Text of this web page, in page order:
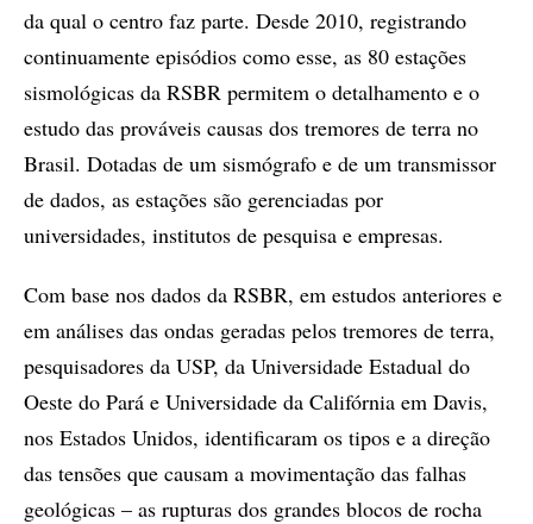
da qual o centro faz parte. Desde 2010, registrando
continuamente episódios como esse, as 80 estações
sismológicas da RSBR permitem o detalhamento e o
estudo das prováveis causas dos tremores de terra no
Brasil. Dotadas de um sismógrafo e de um transmissor
de dados, as estações são gerenciadas por
universidades, institutos de pesquisa e empresas.
Com base nos dados da RSBR, em estudos anteriores e
em análises das ondas geradas pelos tremores de terra,
pesquisadores da USP, da Universidade Estadual do
Oeste do Pará e Universidade da Califórnia em Davis,
nos Estados Unidos, identificaram os tipos e a direção
das tensões que causam a movimentação das falhas
geológicas – as rupturas dos grandes blocos de rocha